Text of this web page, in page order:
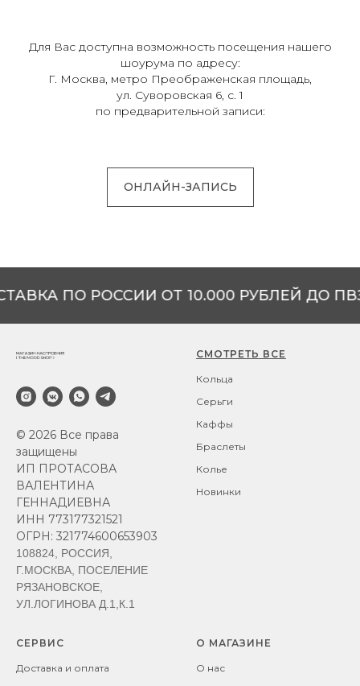
Для Вас доступна возможность посещения нашего
шоурума по адресу:
Г. Москва, метро Преображенская площадь,
ул. Суворовская 6, с. 1
по предварительной записи:
ОНЛАЙН-ЗАПИСЬ
ПО РОССИИ ОТ 10.000 РУБЛЕЙ ДО ПВЗ
© 2026 Все права
защищены
ИП ПРОТАСОВА
ВАЛЕНТИНА
ГЕННАДИЕВНА
ИНН 773177321521
ОГРН: 321774600653903
108824, РОССИЯ,
Г.МОСКВА, ПОСЕЛЕНИЕ
РЯЗАНОВСКОЕ,
УЛ.ЛОГИНОВА Д.1,К.1
СМОТРЕТЬ ВСЕ
Кольца
Серьги
Каффы
Браслеты
Колье
Новинки
СЕРВИС
Доставка и оплата
О МАГАЗИНЕ
О нас